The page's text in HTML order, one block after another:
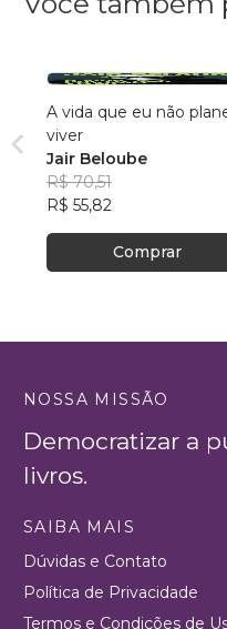
A vida que eu não
viver
Jair Beloube
R$ 70,51
R$ 55,82
Comprar
NOSSA MISSÃO
Democratizar a
livros.
SAIBA MAIS
Dúvidas e Contato
Política de Privacidade
Termos e Condições de